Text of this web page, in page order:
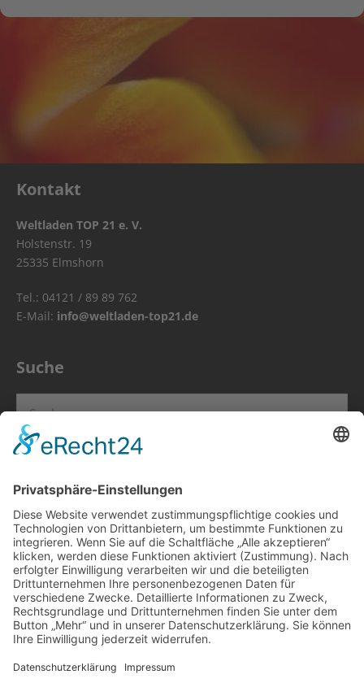
Kontakt
Weltladen TOP 21 e. V.
Holstenstr. 19
25335 Elmshorn
Tel.: 04121 / 89 89 762
E-Mail: info@weltladen-top21.de
Suche
nach:
Info
Impressum
Datenschutz
Kontakt
Bündnis Eine Welt SH e.V.
Weltladen TOP 21 Facebook